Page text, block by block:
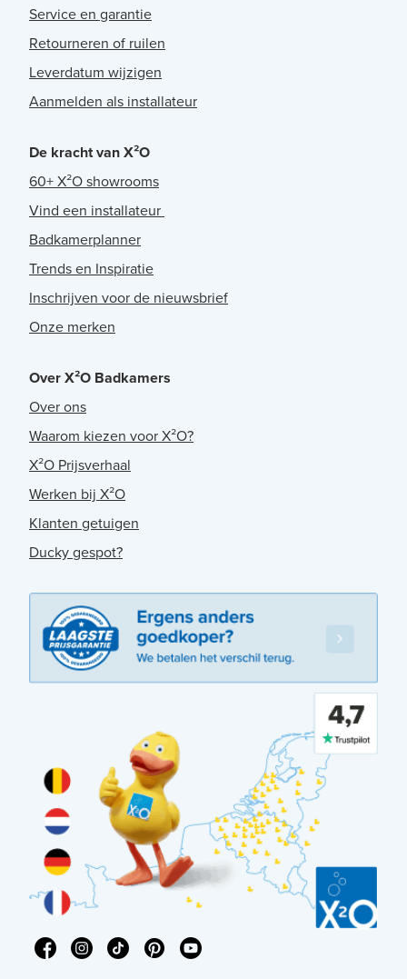
Service en garantie
Retourneren of ruilen
Leverdatum wijzigen
Aanmelden als installateur
De kracht van X²O
60+ X²O showrooms
Vind een installateur
Badkamerplanner
Trends en Inspiratie
Inschrijven voor de nieuwsbrief
Onze merken
Over X²O Badkamers
Over ons
Waarom kiezen voor X²O?
X²O Prijsverhaal
Werken bij X²O
Klanten getuigen
Ducky gespot?